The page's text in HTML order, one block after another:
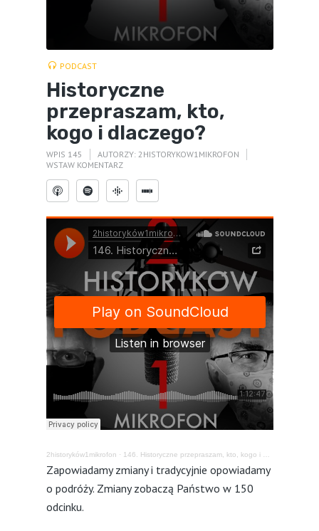
PODCAST
Historyczne
przepraszam, kto,
kogo i dlaczego?
WPIS 145 AUTORZY: 2HISTORYKOW1MIKROFON
WSTAW KOMENTARZ
2historyków1mikrofon · 146. Historyczne przepraszam, kto, kogo i dlaczego?
Zapowiadamy zmiany i tradycyjnie opowiadamy
o podróży. Zmiany zobaczą Państwo w 150
odcinku.